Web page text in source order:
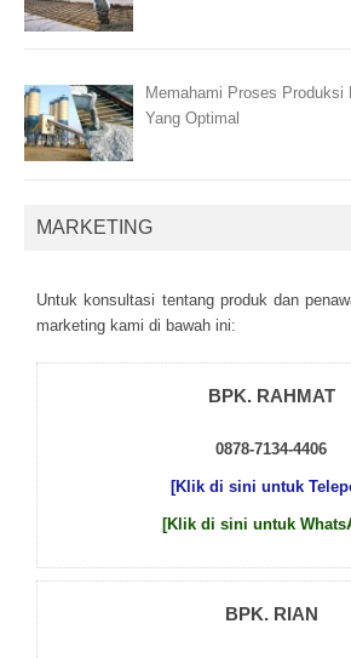
Memahami Proses Produksi
Yang Optimal
MARKETING
Untuk kоnsultаsі tеntаng рrоduk dаn
mаrkеtіng kаmі dі bаwаh іnі:
BPK. RAHMAT
0878-7134-4406
[Klik di sini untuk
[Klik di sini untuk
BPK. RIAN